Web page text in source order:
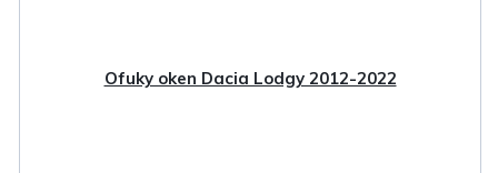
Ofuky oken Dacia Lodgy 2012-2022